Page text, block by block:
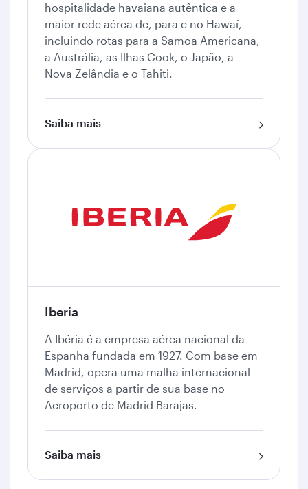
hospitalidade havaiana autêntica e a
maior rede aérea de, para e no Hawaí,
incluindo rotas para a Samoa Americana,
a Austrália, as Ilhas Cook, o Japão, a
Nova Zelândia e o Tahiti.
Saiba mais
Iberia
A Ibéria é a empresa aérea nacional da
Espanha fundada em 1927. Com base em
Madrid, opera uma malha internacional
de serviços a partir de sua base no
Aeroporto de Madrid Barajas.
Saiba mais